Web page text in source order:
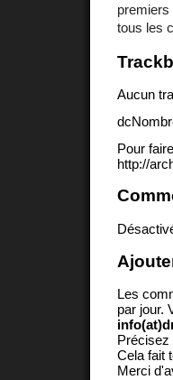
tous les
Aucun
Pour
http://
Les
par jour.
Précisez
Cela fait
Merci